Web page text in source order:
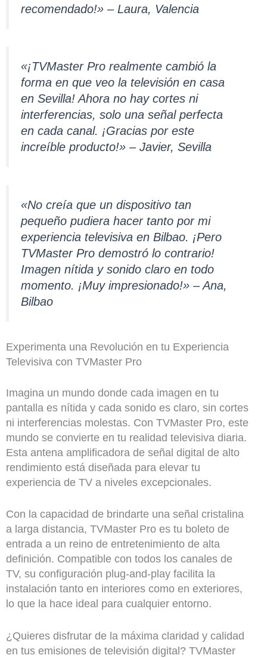
recomendado!» – Laura, Valencia
«¡TVMaster Pro realmente cambió la
forma en que veo la televisión en casa
en Sevilla! Ahora no hay cortes ni
interferencias, solo una señal perfecta
en cada canal. ¡Gracias por este
increíble producto!» – Javier, Sevilla
«No creía que un dispositivo tan
pequeño pudiera hacer tanto por mi
experiencia televisiva en Bilbao. ¡Pero
TVMaster Pro demostró lo contrario!
Imagen nítida y sonido claro en todo
momento. ¡Muy impresionado!» – Ana,
Bilbao
Experimenta una Revolución en tu Experiencia
Televisiva con TVMaster Pro
Imagina un mundo donde cada imagen en tu
pantalla es nítida y cada sonido es claro, sin cortes
ni interferencias molestas. Con TVMaster Pro, este
mundo se convierte en tu realidad televisiva diaria.
Esta antena amplificadora de señal digital de alto
rendimiento está diseñada para elevar tu
experiencia de TV a niveles excepcionales.
Con la capacidad de brindarte una señal cristalina
a larga distancia, TVMaster Pro es tu boleto de
entrada a un reino de entretenimiento de alta
definición. Compatible con todos los canales de
TV, su configuración plug-and-play facilita la
instalación tanto en interiores como en exteriores,
lo que la hace ideal para cualquier entorno.
¿Quieres disfrutar de la máxima claridad y calidad
en tus emisiones de televisión digital? TVMaster